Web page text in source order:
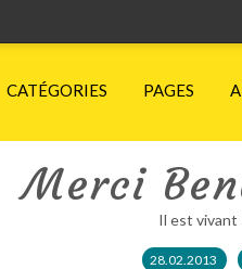
CATÉGORIES PAGES
Merci
Il est vivant
28.02.2013